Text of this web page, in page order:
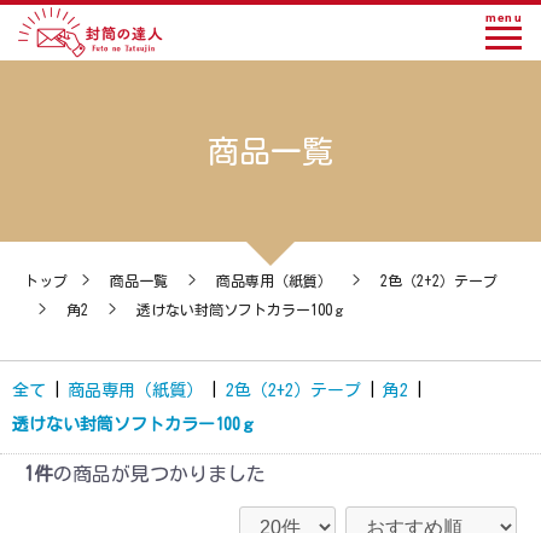
menu
商品一覧
トップ > 商品一覧 > 商品専用（紙質） >
2色（2+2）テープ
>
角2 > 透けない封筒ソフトカラー100ｇ
全て 商品専用（紙質） 2色（2+2）テープ 角2
透けない封筒ソフトカラー100ｇ
1件の商品が見つかりました